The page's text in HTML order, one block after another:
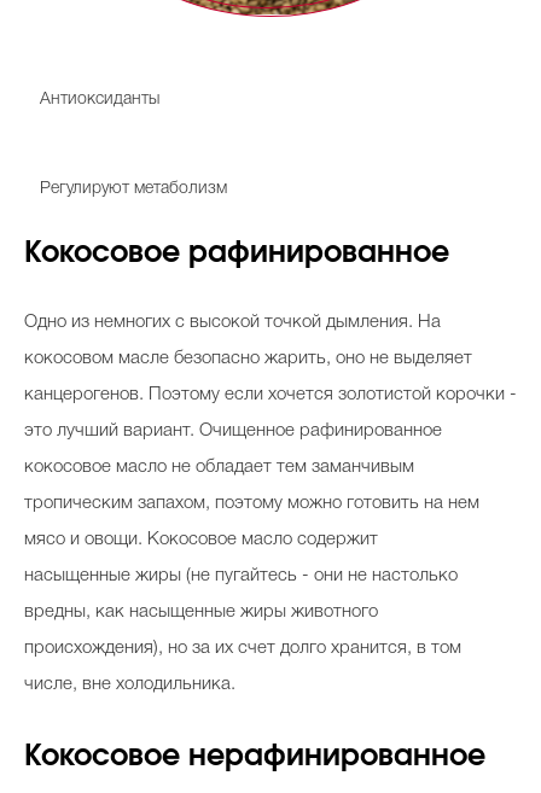
Антиоксиданты
Регулируют метаболизм
Кокосовое рафинированное
Одно из немногих с высокой точкой дымления. На
кокосовом масле безопасно жарить, оно не выделяет
канцерогенов. Поэтому если хочется золотистой корочки -
это лучший вариант. Очищенное рафинированное
кокосовое масло не обладает тем заманчивым
тропическим запахом, поэтому можно готовить на нем
мясо и овощи. Кокосовое масло содержит
насыщенные жиры (не пугайтесь - они не настолько
вредны, как насыщенные жиры животного
происхождения), но за их счет долго хранится, в том
числе, вне холодильника.
Кокосовое нерафинированное